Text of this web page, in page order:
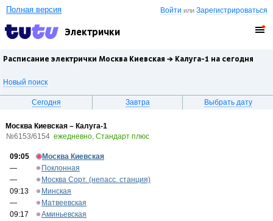
Войти илиЗарегистрироваться
Полная версия
Электрички
Расписание электрички Москва Киевская → Калуга-1 на сегодня
Новый поиск
Сегодня Завтра Выбрать дату
Москва Киевская – Калуга-1
№6153/6154 ежедневно, Стандарт плюс
09:05
Москва Киевская
—
Поклонная
—
Москва Сорт. (непасс. станция)
09:13
Минская
—
Матвеевская
09:17
Аминьевская